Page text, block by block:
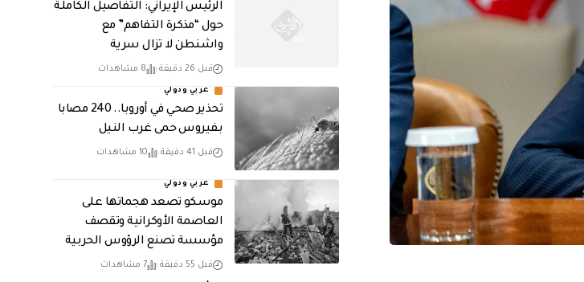
الرئيس الإيراني: التفاصيل الكاملة
حول “مذكرة التفاهم” مع
واشنطن لا تزال سرية
قبل 26 دقيقة 8 مشاهدات
عربي ودولي
تحذير صحي في أوروبا.. 240 مصابا
بفيروس حمى غرب النيل
قبل 41 دقيقة 10 مشاهدات
عربي ودولي
موسكو تصعد هجماتها على
العاصمة الأوكرانية وتقصف
مؤسسة تصنع الرؤوس الحربية
قبل 55 دقيقة 7 مشاهدات